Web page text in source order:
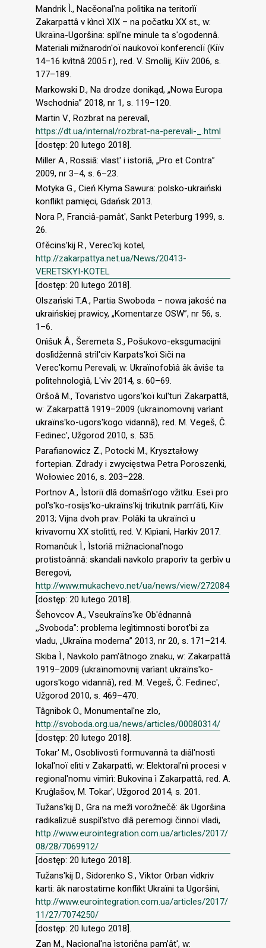
Mandrik Ì., Nacěonal'nа polìtika na teritorìï
Zakarpattâ v kìncì XIX – na počatku XX st., w:
Ukraїnа-Ugorŝina: spìl'ne minule tа s'оgodennâ.
Materiali mižnarodn'ої naukovoї konferencìї (Kiїv
14–16 kvìtnâ 2005 r.), red. V. Smolìіj, Kiїv 2006, s.
177–189.
Markowski D., Na drodze donikąd, „Nowa Europa
Wschodnia” 2018, nr 1, s. 119–120.
Martin V., Rozbrat na perevalì,
https://dt.ua/internal/rozbrat-na-perevali-_.html
[dostęp: 20 lutego 2018].
Miller A., Rossiâ: vlast' i istoriâ, „Pro et Contra”
2009, nr 3–4, s. 6–23.
Motyka G., Cień Kłyma Sawura: polsko-ukraiński
konflikt pamięci, Gdańsk 2013.
Nora P., Franciâ-pamât', Sankt Peterburg 1999, s.
26.
Ofěcins'kij R., Verec'kij kotel,
http://zakarpattya.net.ua/News/20413-
VERETSKYI-KOTEL
[dostęp: 20 lutego 2018].
Olszański T.A., Partia Swoboda – nowa jakość na
ukraińskiej prawicy, „Komentarze OSW”, nr 56, s.
1–6.
Onìŝuk Â., Šeremeta S., Pošukovo-еksgumacìjnì
doslìdžennâ strìl'civ Karpats'koї Sіčі nа
Vеrec'komu Perevali, w: Ukraїnofobìâ âk âviŝe ta
polìtehnologìâ, L'vìv 2014, s. 60–69.
Oršoâ M., Tovaristvo ugors'koї kul'turi Zakarpattâ,
w: Zakarpattâ 1919–2009 (ukraїnomovnij varìant
ukraїns'ko-ugors'kogo vidannâ), red. M. Vegeš, Č.
Fedinec', Užgorod 2010, s. 535.
Parafianowicz Z., Potocki M., Kryształowy
fortepian. Zdrady i zwycięstwa Petra Poroszenki,
Wołowiec 2016, s. 203–228.
Portnov A., Ìstoriї dlâ domašn'ogo vžitku. Eseї pro
pol's'ko-rosijs'ko-ukraїns'kij trikutnik pam’âtì, Kiїv
2013; Vìjna dvoh prav: Polâki ta ukraїncì u
krivavomu XX stolìttì, red. V. Kìpìanì, Harkìv 2017.
Romančuk Ì., Ìstorìâ mìžnacìоnal'nogo
protistoânnâ: skandali navkolo praporìv tа gerbìv u
Beregovì,
http://www.mukachevo.net/ua/news/view/272084
[dostęp: 20 lutego 2018].
Šehovcov A., Vseukraїns'ke Ob'êdnannâ
,,Svoboda”: problema legìtimnosti borot'bi zа
vladu, „Ukraїnа moderna” 2013, nr 20, s. 171–214.
Skiba Ì., Navkolo pam'âtnogo znaku, w: Zakarpattâ
1919–2009 (ukraїnomovnij varìant ukraїns'ko-
ugors'kogo vidannâ), red. M. Vegeš, Č. Fedinec',
Užgorod 2010, s. 469–470.
Tâgnibok O., Monumental'nе zlo,
http://svoboda.org.ua/news/articles/00080314/
[dostęp: 20 lutego 2018].
Tokar' M., Osoblivostì formuvannâ ta diâl'nostì
lokal'noї elìti v Zakarpattì, w: Еlektoral'nì procesi v
regional'nomu vimìrì: Bukovina ì Zakarpattâ, red. А.
Kruġlašov, M. Тоkar', Užgorod 2014, s. 201.
Tužans'kij D., Gra na mеžì vorožnečě: âk Ugorŝina
radikalìzuê suspìl'stvo dlâ peremogi činnoї vladi,
http://www.eurointegration.com.ua/articles/2017/
08/28/7069912/
[dostęp: 20 lutego 2018].
Tužans'kij D., Sidorenko S., Vìktor Оrban vìdkriv
karti: âk narostatime konflìkt Ukraїni tа Ugorŝini,
http://www.eurointegration.com.ua/articles/2017/
11/27/7074250/
[dostęp: 20 lutego 2018].
Zan M., Nacìonal'na ìstorična pam’ât', w: